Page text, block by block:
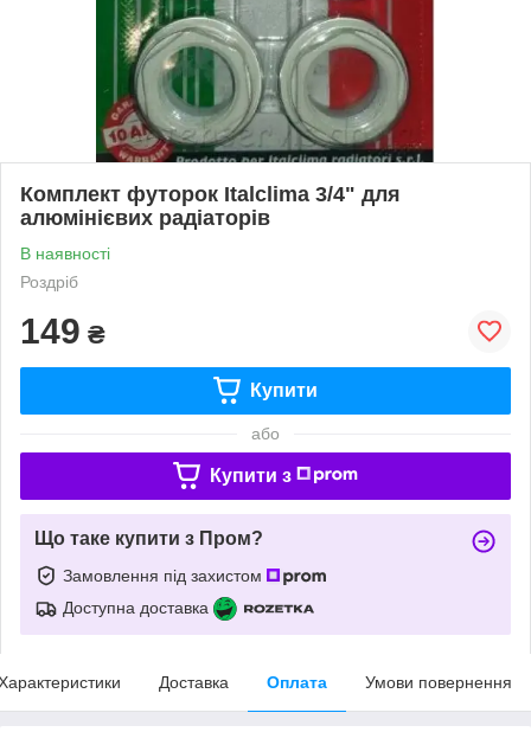
Комплект футорок Italclima 3/4" для
алюмінієвих радіаторів
В наявності
Роздріб
149 ₴
Купити
або
Купити з
Що таке купити з Пром?
Замовлення під захистом
Доступна доставка
Доставка Оплата Умови повернення